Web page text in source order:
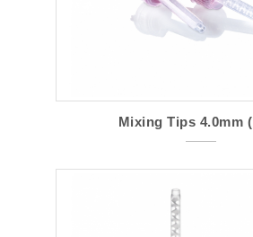
Mixing Tips 4.0mm